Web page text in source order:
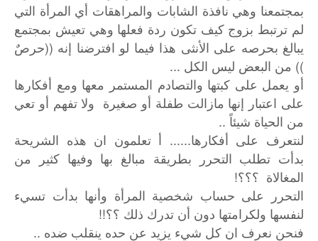
بمجتمعنا وهي نافذة الشابات والمراهقات أي المرأة التي
لم ترتبط بزوج كيف تكون ردة فعلها وهي تعيش بمجتمع
يبالغ بحرصه على الأنثى هذا فيما لو افترضنا إنه ((حرصٌ
)) من البعض ليس الكل ...
أو يعمل على كبتها والتصادم المستمر معها ومع أفكارها
على اعتبار إنها مازالت طفلة أو صغيرة ولا تفهم أو تعي
من الحياة شيئاً ..
لنتعرف على أفكارها...... أ تعلمون ان هذه الشريحة
بدأت تطلب التحرر بطريقة مبالغ بها وفيها كثير من
المغالاة ؟؟؟!
التحرر على حساب شخصية المرأة وأنها بدأت تسيء
لنفسها ولكرامتها دون أن تدرك ذلك ؟؟!!
فنحن نعرف ان كل شيء يزيد عن حده ينقلب ضده ..